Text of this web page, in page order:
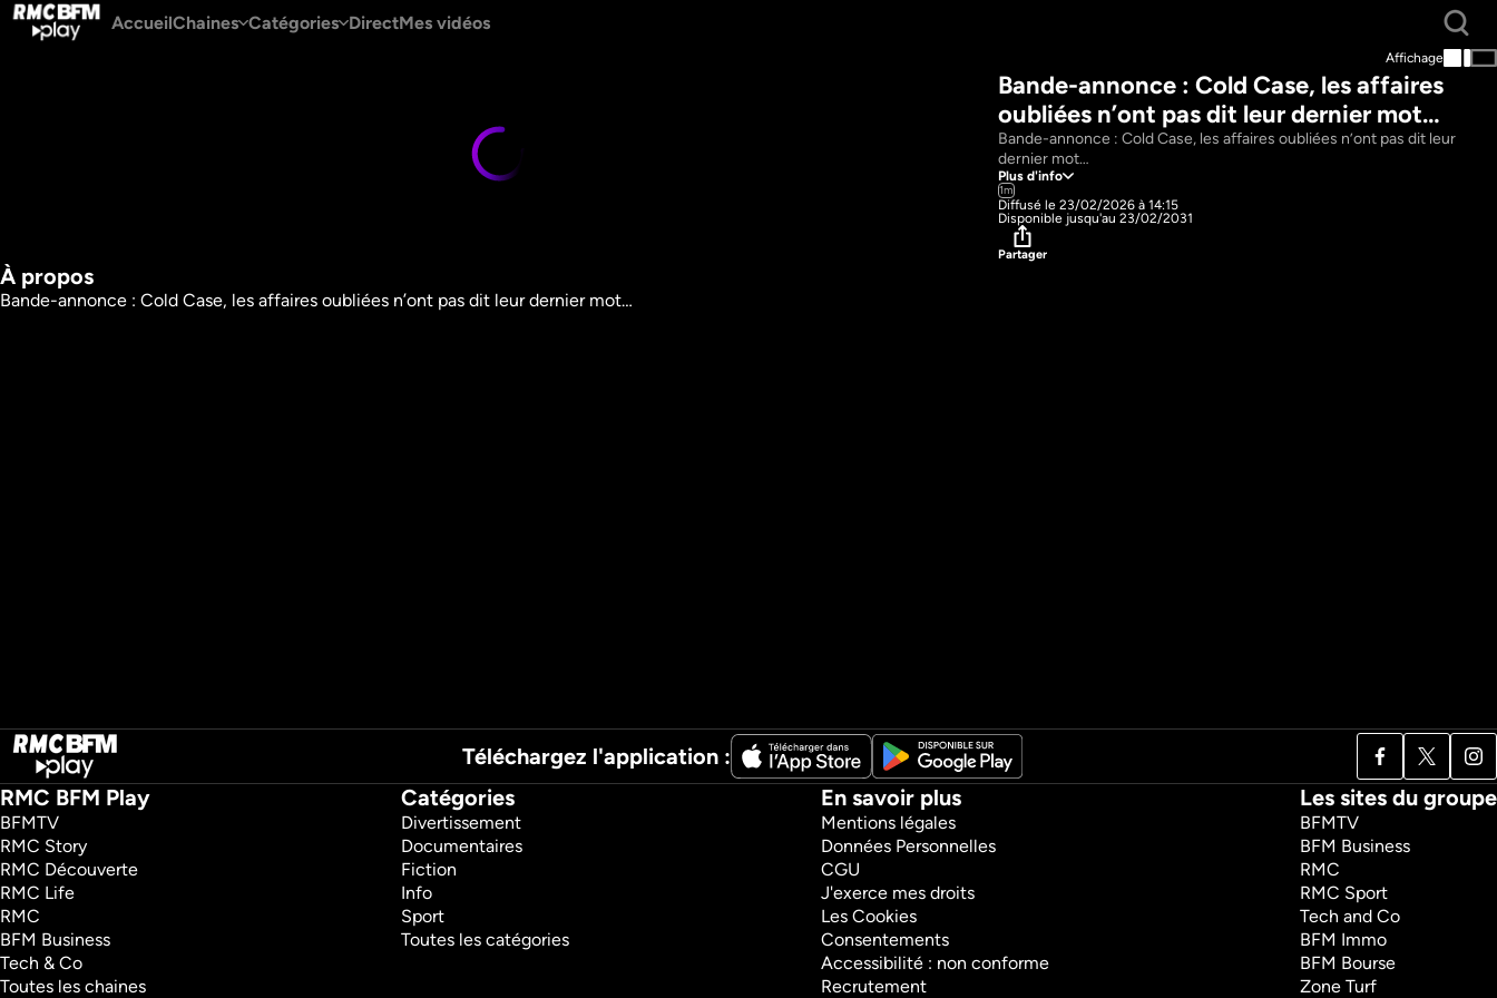
AccueilChaines Catégories DirectMes vidéos
Affichage
Bande-annonce : Cold Case, les affaires
oubliées n’ont pas dit leur dernier mot…
Bande-annonce : Cold Case, les affaires oubliées n’ont pas dit leur
dernier mot…
Plus d'info
1m
Diffusé le 23/02/2026 à 14:15
Disponible jusqu'au 23/02/2031
Partager
À propos
Bande-annonce : Cold Case, les affaires oubliées n’ont pas dit leur dernier mot…
Téléchargez l'application :
RMC BFM Play
BFMTV
RMC Story
RMC Découverte
RMC Life
RMC
BFM Business
Tech & Co
Toutes les chaines
Catégories
Divertissement
Documentaires
Fiction
Info
Sport
Toutes les catégories
En savoir plus
Mentions légales
Données Personnelles
CGU
J'exerce mes droits
Les Cookies
Consentements
Accessibilité : non conforme
Recrutement
Les sites du groupe
BFMTV
BFM Business
RMC
RMC Sport
Tech and Co
BFM Immo
BFM Bourse
Zone Turf